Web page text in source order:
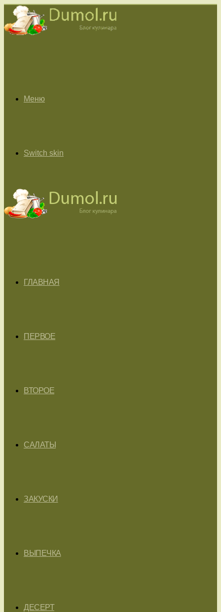
Меню
Switch skin
ГЛАВНАЯ
ПЕРВОЕ
ВТОРОЕ
САЛАТЫ
ЗАКУСКИ
ВЫПЕЧКА
ДЕСЕРТ